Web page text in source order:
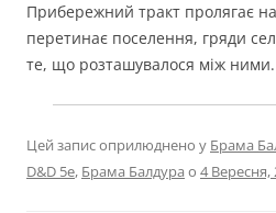
Прибережний тракт пролягає
перетинає поселення, гряди
те, що розташувалося між ними.
Цей запис оприлюднено у Брама
D&D 5e, Брама Балдура о 4 Вересня,